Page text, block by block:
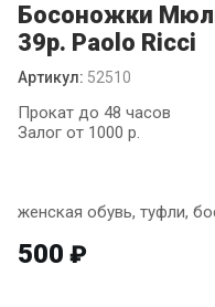
Босоножки
39р. Paolo Ricci
Артикул: 52510
Прокат до 48 часов
Залог от 1000 р.
женская обувь, туфли,
500 ₽